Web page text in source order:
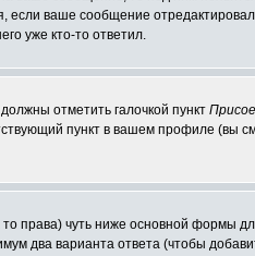
ваше сообщение
уже кто-то ответил.
отметить галочкой пункт
пункт в вашем профиле (вы
то права) чуть ниже основной формы
два варианта ответа (чтобы